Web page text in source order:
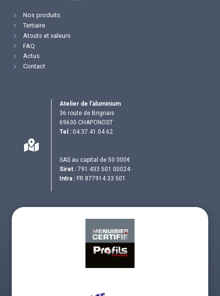
Nos produits
Tertiaire
Atouts et valeurs
FAQ
Actus
Contact
Atelier de l’aluminium
36 route de Brignais
69630 CHAPONOST
Tel : 04.37.41.04.62
SAS au capital de 50 000€
Siret : 791 433 501 00024
Intra : FR 877914 33 501